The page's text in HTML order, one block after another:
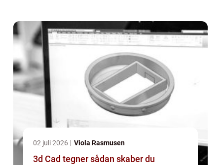
02 juli 2026 Viola Rasmusen
3d Cad tegner sådan skaber du